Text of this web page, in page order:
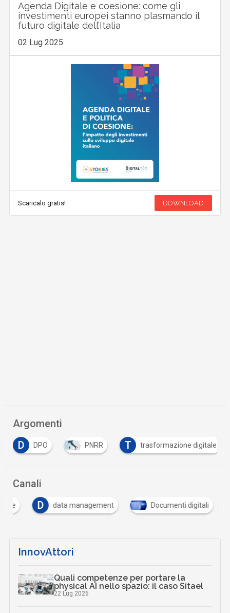
Agenda Digitale e coesione: come gli
investimenti europei stanno plasmando il
futuro digitale dell’Italia
02 Lug 2025
Scaricalo gratis! DOWNLOAD
Argomenti
D
DPO PNRR T trasformazione digitale
Canali
D data management Documenti digitali
InnovAttori
Quali competenze per portare la
physical AI nello spazio: il caso Sitael
22 Lug 2026